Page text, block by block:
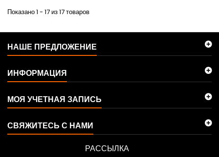
Показано 1 - 17 из 17 товаров
НАШЕ ПРЕДЛОЖЕНИЕ
ИНФОРМАЦИЯ
МОЯ УЧЕТНАЯ ЗАПИСЬ
СВЯЖИТЕСЬ С НАМИ
РАССЫЛКА